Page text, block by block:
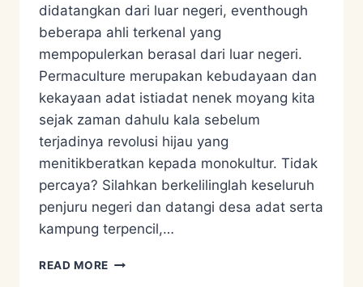
didatangkan dari luar negeri, eventhough
beberapa ahli terkenal yang
mempopulerkan berasal dari luar negeri.
Permaculture merupakan kebudayaan dan
kekayaan adat istiadat nenek moyang kita
sejak zaman dahulu kala sebelum
terjadinya revolusi hijau yang
menitikberatkan kepada monokultur. Tidak
percaya? Silahkan berkelilinglah keseluruh
penjuru negeri dan datangi desa adat serta
kampung terpencil,…
READ MORE PERMACULTURE